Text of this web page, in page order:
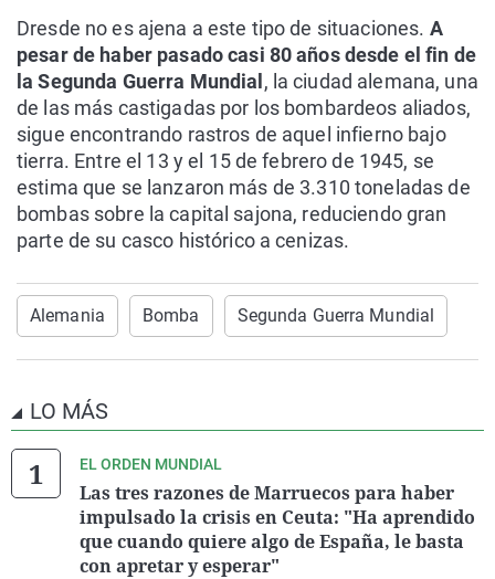
Dresde no es ajena a este tipo de situaciones. A
pesar de haber pasado casi 80 años desde el fin de
la Segunda Guerra Mundial , la ciudad alemana, una
de las más castigadas por los bombardeos aliados,
sigue encontrando rastros de aquel infierno bajo
tierra. Entre el 13 y el 15 de febrero de 1945, se
estima que se lanzaron más de 3.310 toneladas de
bombas sobre la capital sajona, reduciendo gran
parte de su casco histórico a cenizas.
Alemania Bomba Segunda Guerra Mundial
LO MÁS
EL ORDEN MUNDIAL
Las tres razones de Marruecos para haber
impulsado la crisis en Ceuta: "Ha aprendido
que cuando quiere algo de España, le basta
con apretar y esperar"